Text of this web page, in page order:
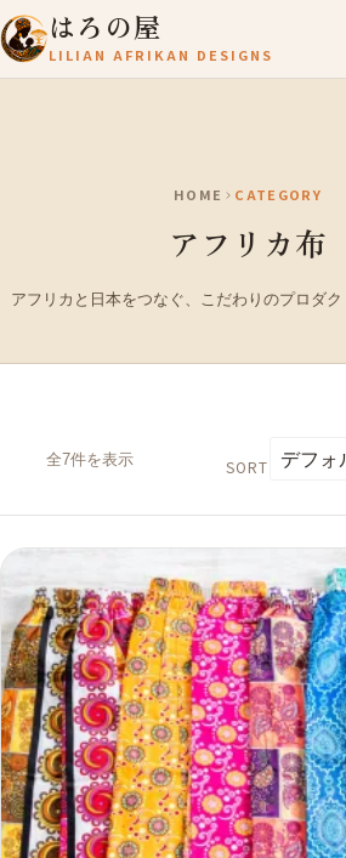
はろの屋
LILIAN AFRIKAN DESIGNS
写真
HOME CATEGORY
アフリカ布
アフリカと日本をつなぐ、こだわりのプロダク
全7件を表示 SORT